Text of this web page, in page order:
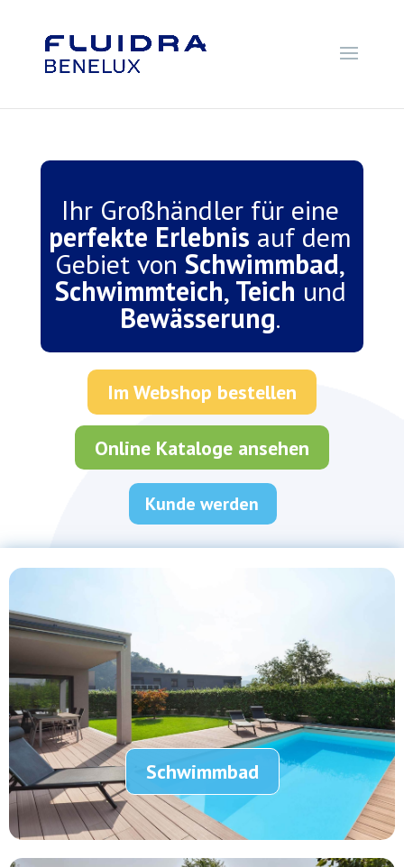
Ihr Großhändler für eine
perfekte Erlebnis auf dem
Gebiet vonSchwimmbad,
Schwimmteich, Teich und
Bewässerung.
Im Webshop bestellen
Online Kataloge ansehen
Kunde werden
Schwimmbad